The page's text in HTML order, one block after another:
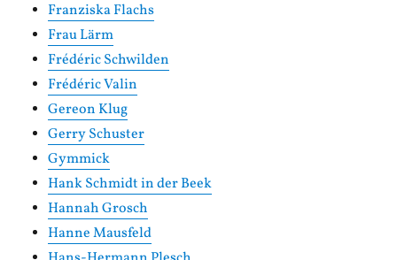
Franziska Flachs
Frau Lärm
Frédéric Schwilden
Frédéric Valin
Gereon Klug
Gerry Schuster
Gymmick
Hank Schmidt in der Beek
Hannah Grosch
Hanne Mausfeld